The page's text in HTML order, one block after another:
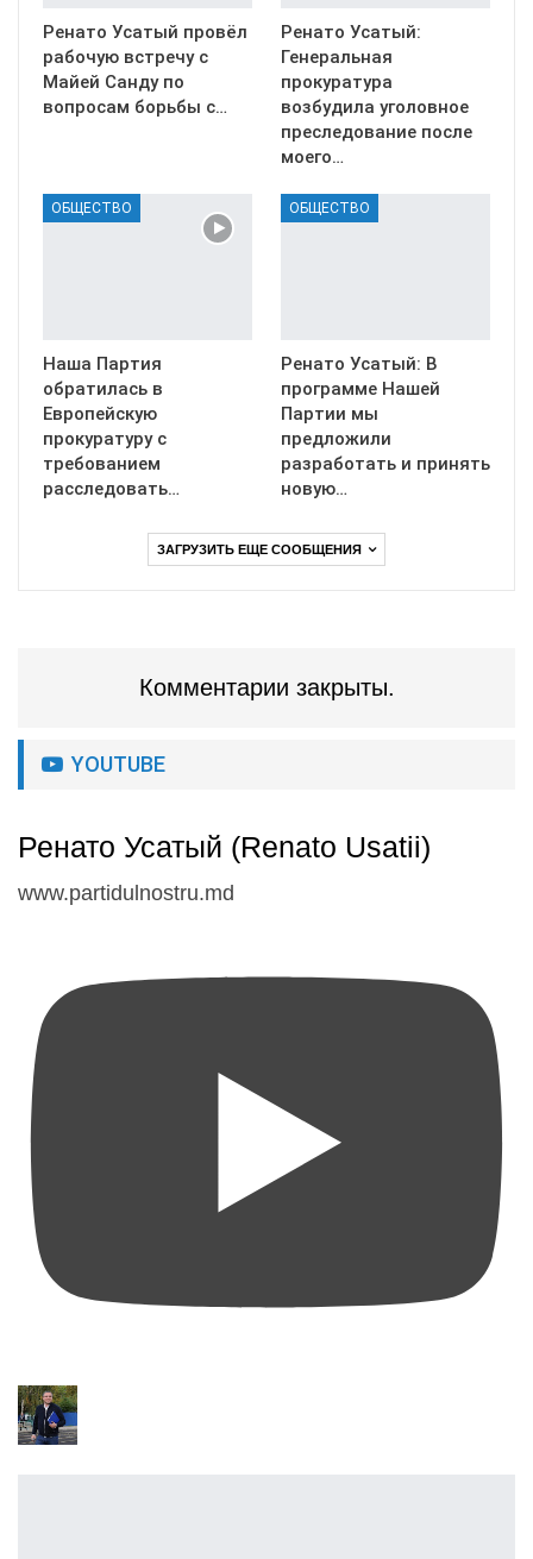
Ренато Усатый провёл
рабочую встречу с
Майей Санду по
вопросам борьбы с…
Ренато Усатый:
Генеральная
прокуратура
возбудила уголовное
преследование после
моего…
ОБЩЕСТВО
Наша Партия
обратилась в
Европейскую
прокуратуру с
требованием
расследовать…
ОБЩЕСТВО
Ренато Усатый: В
программе Нашей
Партии мы
предложили
разработать и принять
новую…
ЗАГРУЗИТЬ ЕЩЕ СООБЩЕНИЯ
Комментарии закрыты.
YOUTUBE
Ренато Усатый (Renato Usatii)
www.partidulnostru.md